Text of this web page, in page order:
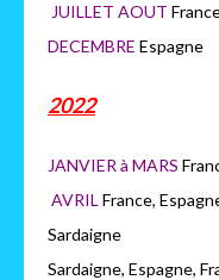
JUILLET AOUT
DECEMBRE Espagne
2022
JANVIER à MARS
AVRIL France,
Sardaigne,